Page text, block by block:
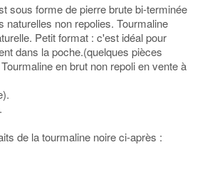
sous forme de pierre brute bi-terminée
naturelles non repolies. Tourmaline
Petit format : c'est idéal pour
dans la poche.(quelques pièces
en brut non repoli en vente à
de la tourmaline noire ci-après :